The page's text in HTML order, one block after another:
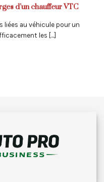
d’un chauffeur VTC
liées au véhicule pour un
les [...]